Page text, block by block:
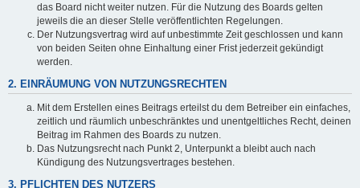
das Board nicht weiter nutzen. Für die Nutzung des Boards gelten
jeweils die an dieser Stelle veröffentlichten Regelungen.
Der Nutzungsvertrag wird auf unbestimmte Zeit geschlossen und kann
von beiden Seiten ohne Einhaltung einer Frist jederzeit gekündigt
werden.
2. EINRÄUMUNG VON NUTZUNGSRECHTEN
Mit dem Erstellen eines Beitrags erteilst du dem Betreiber ein einfaches,
zeitlich und räumlich unbeschränktes und unentgeltliches Recht, deinen
Beitrag im Rahmen des Boards zu nutzen.
Das Nutzungsrecht nach Punkt 2, Unterpunkt a bleibt auch nach
Kündigung des Nutzungsvertrages bestehen.
3. PFLICHTEN DES NUTZERS